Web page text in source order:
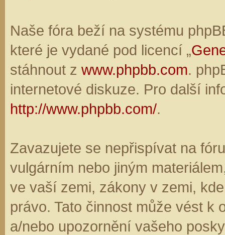
Naše fóra beží na systému
které je vydané pod licencí „
stáhnout z www.phpbb.com.
internetové diskuze. Pro další
http://www.phpbb.com/.
Zavazujete se nepřispívat na
vulgárním nebo jiným
ve vaší zemi, zákony v zemi,
právo. Tato činnost může vést k
a/nebo upozornění vašeho